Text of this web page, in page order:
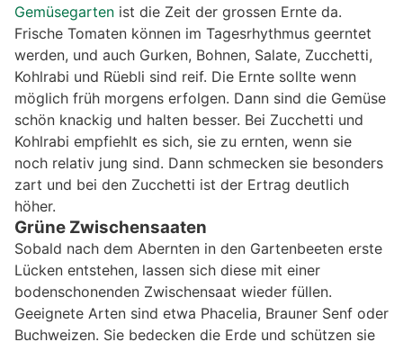
Gemüsegarten ist die Zeit der grossen Ernte da.
Frische Tomaten können im Tagesrhythmus geerntet
werden, und auch Gurken, Bohnen, Salate, Zucchetti,
Kohlrabi und Rüebli sind reif. Die Ernte sollte wenn
möglich früh morgens erfolgen. Dann sind die Gemüse
schön knackig und halten besser. Bei Zucchetti und
Kohlrabi empfiehlt es sich, sie zu ernten, wenn sie
noch relativ jung sind. Dann schmecken sie besonders
zart und bei den Zucchetti ist der Ertrag deutlich
höher.
Grüne Zwischensaaten
Sobald nach dem Abernten in den Gartenbeeten erste
Lücken entstehen, lassen sich diese mit einer
bodenschonenden Zwischensaat wieder füllen.
Geeignete Arten sind etwa Phacelia, Brauner Senf oder
Buchweizen. Sie bedecken die Erde und schützen sie